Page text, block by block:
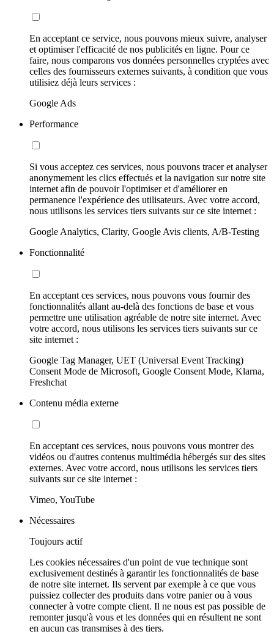
En acceptant ce service, nous pouvons mieux suivre, analyser
et optimiser l'efficacité de nos publicités en ligne. Pour ce
faire, nous comparons vos données personnelles cryptées avec
celles des fournisseurs externes suivants, à condition que vous
utilisiez déjà leurs services :
Google Ads
Performance
Si vous acceptez ces services, nous pouvons tracer et analyser
anonymement les clics effectués et la navigation sur notre site
internet afin de pouvoir l'optimiser et d'améliorer en
permanence l'expérience des utilisateurs. Avec votre accord,
nous utilisons les services tiers suivants sur ce site internet :
Google Analytics, Clarity, Google Avis clients, A/B-Testing
Fonctionnalité
En acceptant ces services, nous pouvons vous fournir des
fonctionnalités allant au-delà des fonctions de base et vous
permettre une utilisation agréable de notre site internet. Avec
votre accord, nous utilisons les services tiers suivants sur ce
site internet :
Google Tag Manager, UET (Universal Event Tracking)
Consent Mode de Microsoft, Google Consent Mode, Klarna,
Freshchat
Contenu média externe
En acceptant ces services, nous pouvons vous montrer des
vidéos ou d'autres contenus multimédia hébergés sur des sites
externes. Avec votre accord, nous utilisons les services tiers
suivants sur ce site internet :
Vimeo, YouTube
Nécessaires
Toujours actif
Les cookies nécessaires d'un point de vue technique sont
exclusivement destinés à garantir les fonctionnalités de base
de notre site internet. Ils servent par exemple à ce que vous
puissiez collecter des produits dans votre panier ou à vous
connecter à votre compte client. Il ne nous est pas possible de
remonter jusqu'à vous et les données qui en résultent ne sont
en aucun cas transmises à des tiers.